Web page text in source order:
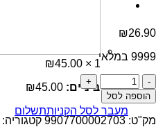
1 ×
₪45.00
סכום ביניים:
₪45.00
מעבר לסל הקניותתשלום
₪26.90
9999 במלאי
כמות
של
סט
3
הוספה לסל
מק"ט: 9907700002703 קטגוריה: